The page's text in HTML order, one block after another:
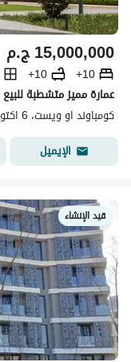
ج.م15,000,000
10+
10+
كومباوند او ويست، 6 اكتوبر، الجيزة
الإيميل
قيد الإنشاء